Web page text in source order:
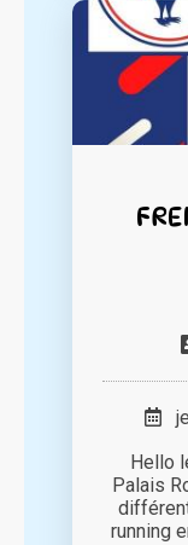
Hello
Palais
running